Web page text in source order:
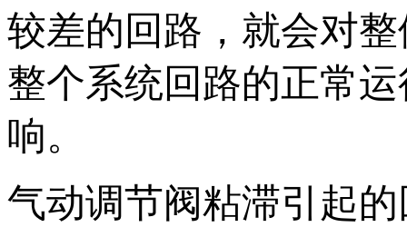
较差的回路，就会对
整个系统回路的正常
响。
气动调节阀粘滞引